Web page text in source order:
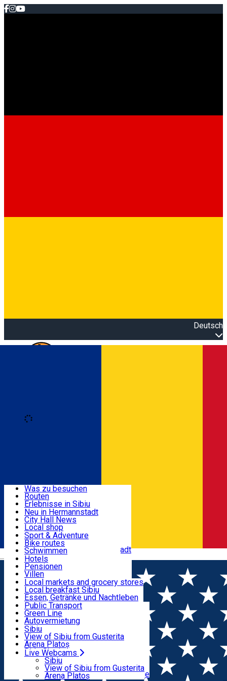
Deutsch
Română
Nützliche informationen
Aktivitäten & Abenteuer
Unterkunft
Essen, Getränke & Nachtleben
Transport & Parken
Live Webcams
Was zu besuchen
Routen
Erlebnisse in Sibiu
Podcast
Kultur
Museen
Kirchen
Parks, Zoo
Im Umkreis von Hermannstadt
Neu in Hermannstadt
City Hall News
Local shop
Sibiu Handwerker
Sibiul Verde
Public services
Bildung
Wie komme ich nach Sibiu?
Touristeninfo
Reiseführer
Guided tours
Local publication
Schönheitssalon
Sport & Adventure
Bike routes
Schwimmen
Reiten
Fitnessstudio
Loc de joacă indoor
Loc de joacă outdoor
Ski
Eislaufen
Yoga
Hotels
Pensionen
Villen
Hostels
Motels
Camping
Zimmer zu vermieten
Wohnungen
Unterkunft außerhalb von Sibiu
Local markets and grocery stores
Local breakfast Sibiu
Essen, Getränke und Nachtleben
Pizza
Fast Food
Kaffeestube
Konditorei
Pub, Bar
Nachtclubs
Bäckerei
Public Transport
Green Line
Autovermietung
Fahrad verleih
Scooter rentals
Taxi
Ride Sharing
Park-Tickets
Parkplätze
Ladestationen für Elektrofahrzeuge
Sibiu
View of Sibiu from Gusterita
Arena Platoș
Live Webcams
Sibiu
View of Sibiu from Gusterita
Arena Platoș
Home Veranstaltungshalle
Belvedere - Pensiunea
Romantic